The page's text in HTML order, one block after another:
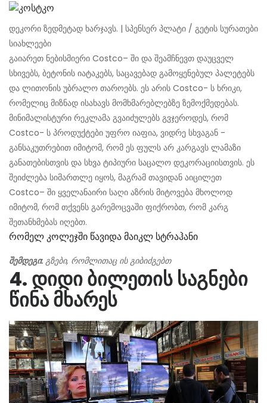
დეკორი ზედმეტად ხარჯავს. | სპენსერ პლატი / გეტის სურათები
სიახლეები
გაიარეთ ნებისმიერი Costco– ში და შეამჩნევთ დაუცველ
სხივებს, ბეტონის იატაკებს, საცავებად გამოყენებულ პალეტებს
და ლითონის უბრალო თაროებს. ეს არის Costco- ს ხრიკი,
რომელიც მიზნად ისახავს მომხმარებლებზე ზემოქმედებას.
მინიმალისტური რეკლამა გვაიძულებს გვჯეროდეს, რომ
Costco- ს პროდუქტები უფრო იაფია, ვიდრე სხვაგან -
განსაკუთრებით იმიტომ, რომ ეს ფულს არ კარგავს ლამაზი
განათებისთვის და სხვა ტიპიური საცალო დეკორაციისთვის. ეს
შეიძლება სიმართლე იყოს, მაგრამ თავიდან აიცილეთ
Costco– ში ყველანაირი საღი აზრის მიტოვება მხოლოდ
იმიტომ, რომ თქვენს გარემოცვაში ფიქრობთ, რომ კარგ
შეთანხმებას იღებთ.
Რომელ Კოლეჯში Წავიდა Მაიკლ Სტრაჰანი
შემდეგი: გზები, რომლითაც ის გიბიძგებთ
4. დიდი ბილეთის საგნები
წინა მხარეს